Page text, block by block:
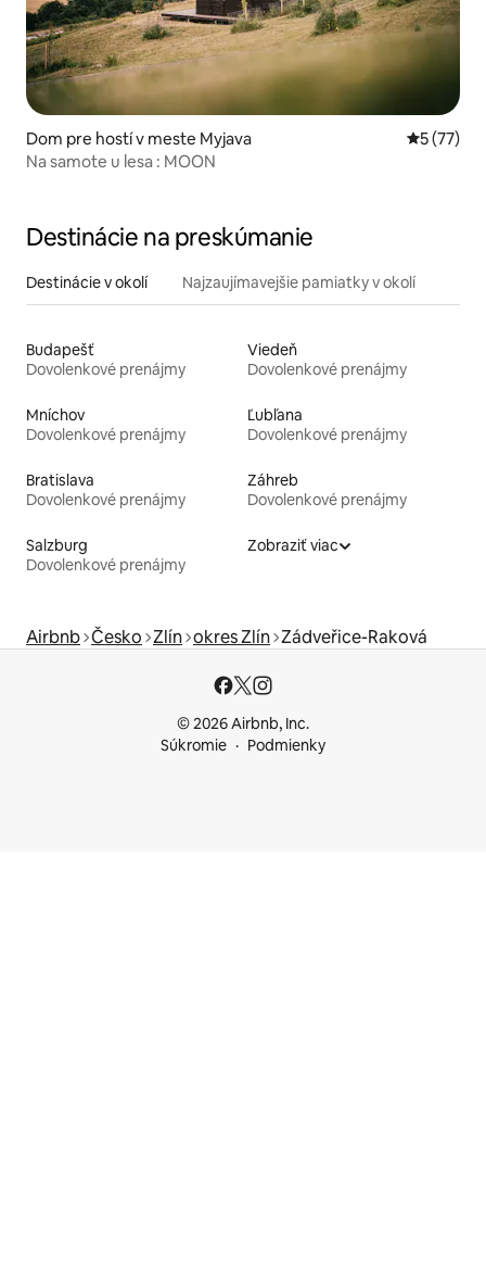
Dom pre hostí v meste Myjava
5 (77)
Na samote u lesa : MOON
Destinácie na preskúmanie
Destinácie v okolí Najzaujímavejšie pamiatky v okolí
Budapešť
Dovolenkové prenájmy
Viedeň
Dovolenkové prenájmy
Mníchov
Dovolenkové prenájmy
Ľubľana
Dovolenkové prenájmy
Bratislava
Dovolenkové prenájmy
Záhreb
Dovolenkové prenájmy
Salzburg
Dovolenkové prenájmy
Zobraziť viac
Airbnb Česko Zlín okres Zlín Zádveřice-Raková
© 2026 Airbnb, Inc.
Súkromie
Podmienky